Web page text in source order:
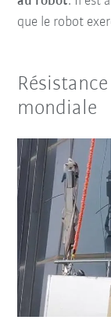
que le robot
mondiale